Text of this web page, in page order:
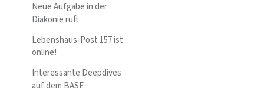
Neue Aufgabe in der
Diakonie ruft
Lebenshaus-Post 157 ist
online!
Interessante Deepdives
auf dem BASE